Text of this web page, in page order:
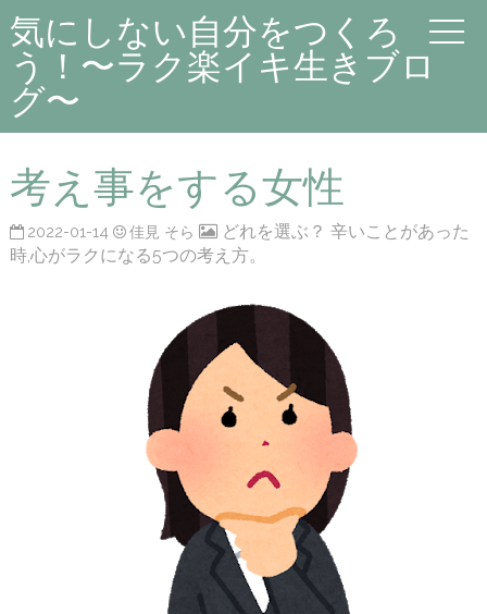
気にしない自分をつくろ
う！〜ラク楽イキ生きブロ
グ〜
考え事をする女性
2022-01-14 佳見 そら
どれを選ぶ？ 辛いことがあった
時,心がラクになる5つの考え方。